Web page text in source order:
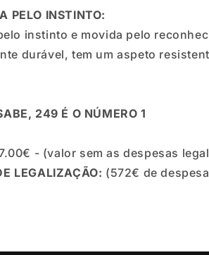
PELO INSTINTO:
instinto e movida pelo
durável, tem um aspeto
249 É O NÚMERO 1
- (valor sem as despesas
LEGALIZAÇÃO: (572€ de